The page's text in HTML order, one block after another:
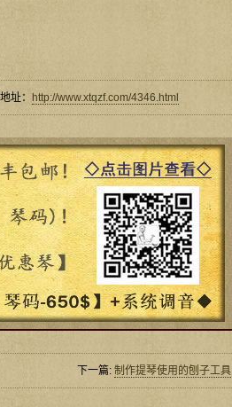
址： http://www.xtqzf.com/4346.html
下一篇: 制作提琴使用的刨子工具